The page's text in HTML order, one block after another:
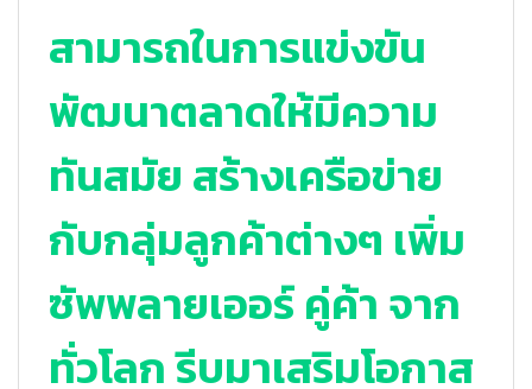
สามารถในการแข่งขัน
พัฒนาตลาดให้มีความ
ทันสมัย สร้างเครือข่าย
กับกลุ่มลูกค้าต่างๆ เพิ่ม
ซัพพลายเออร์ คู่ค้า จาก
ทั่วโลก รีบมาเสริมโอกาส